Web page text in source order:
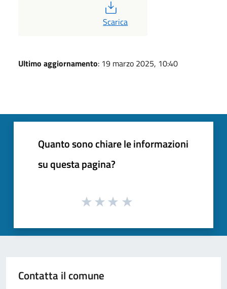
PDF
Scarica
Ultimo aggiornamento: 19 marzo 2025, 10:40
Quanto sono chiare le informazioni
su questa pagina?
Contatta il comune